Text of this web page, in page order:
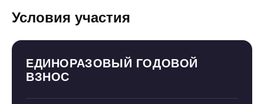
Условия участия
ЕДИНОРАЗОВЫЙ ГОДОВОЙ
ВЗНОС